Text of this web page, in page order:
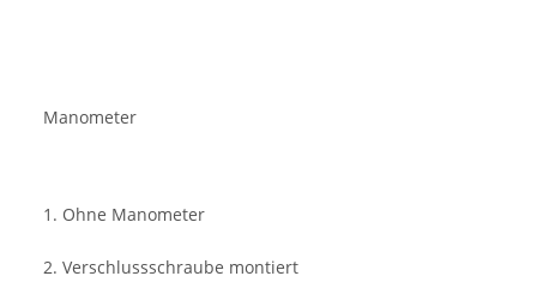
Manometer
1. Ohne Manometer
2. Verschlussschraube montiert